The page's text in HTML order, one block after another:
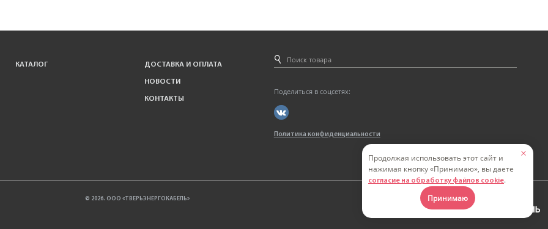
КАТАЛОГ ДОСТАВКА И ОПЛАТА
НОВОСТИ
КОНТАКТЫ
Поделиться в соцсетях:
Политика конфиденциальности
© 2026. ООО «ТВЕРЬЭНЕРГОКАБЕЛЬ»
Продолжая использовать этот сайт и
нажимая кнопку «Принимаю», вы даете
согласие на обработку файлов cookie.
Принимаю